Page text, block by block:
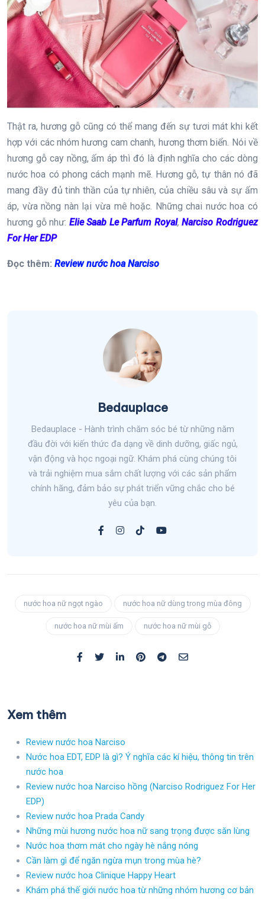
Thật ra, hương gỗ cũng có thể mang đến sự tươi mát khi kết
hợp với các nhóm hương cam chanh, hương thơm biển. Nói về
hương gỗ cay nồng, ấm áp thì đó là định nghĩa cho các dòng
nước hoa có phong cách mạnh mẽ. Hương gỗ, tự thân nó đã
mang đầy đủ tinh thần của tự nhiên, của chiều sâu và sự ấm
áp, vừa nồng nàn lại vừa mê hoặc. Những chai nước hoa có
hương gỗ như: Elie Saab Le Parfum Royal,Narciso Rodriguez
For Her EDP
Đọc thêm: Review nước hoa Narciso
Bedauplace
Bedauplace - Hành trình chăm sóc bé từ những năm
đầu đời với kiến thức đa dạng về dinh dưỡng, giấc ngủ,
vận động và học ngoại ngữ. Khám phá cùng chúng tôi
và trải nghiệm mua sắm chất lượng với các sản phẩm
chính hãng, đảm bảo sự phát triển vững chắc cho bé
yêu của bạn.
nước hoa nữ ngọt ngào nước hoa nữ dùng trong mùa đông
nước hoa nữ mùi ấm nước hoa nữ mùi gỗ
Xem thêm
Review nước hoa Narciso
Nước hoa EDT, EDP là gì? Ý nghĩa các kí hiệu, thông tin trên
nước hoa
Review nước hoa Narciso hồng (Narciso Rodriguez For Her
EDP)
Review nước hoa Prada Candy
Những mùi hương nước hoa nữ sang trọng được săn lùng
Nước hoa thơm mát cho ngày hè nắng nóng
Cần làm gì để ngăn ngừa mụn trong mùa hè?
Review nước hoa Clinique Happy Heart
Khám phá thế giới nước hoa từ những nhóm hương cơ bản